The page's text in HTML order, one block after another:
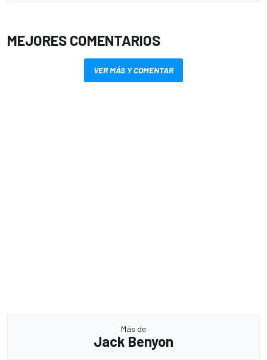
MEJORES COMENTARIOS
VER MÁS Y COMENTAR
Más de
Jack Benyon